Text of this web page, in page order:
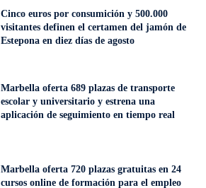
Cinco euros por consumición y 500.000
visitantes definen el certamen del jamón de
Estepona en diez días de agosto
Marbella oferta 689 plazas de transporte
escolar y universitario y estrena una
aplicación de seguimiento en tiempo real
Marbella oferta 720 plazas gratuitas en 24
cursos online de formación para el empleo